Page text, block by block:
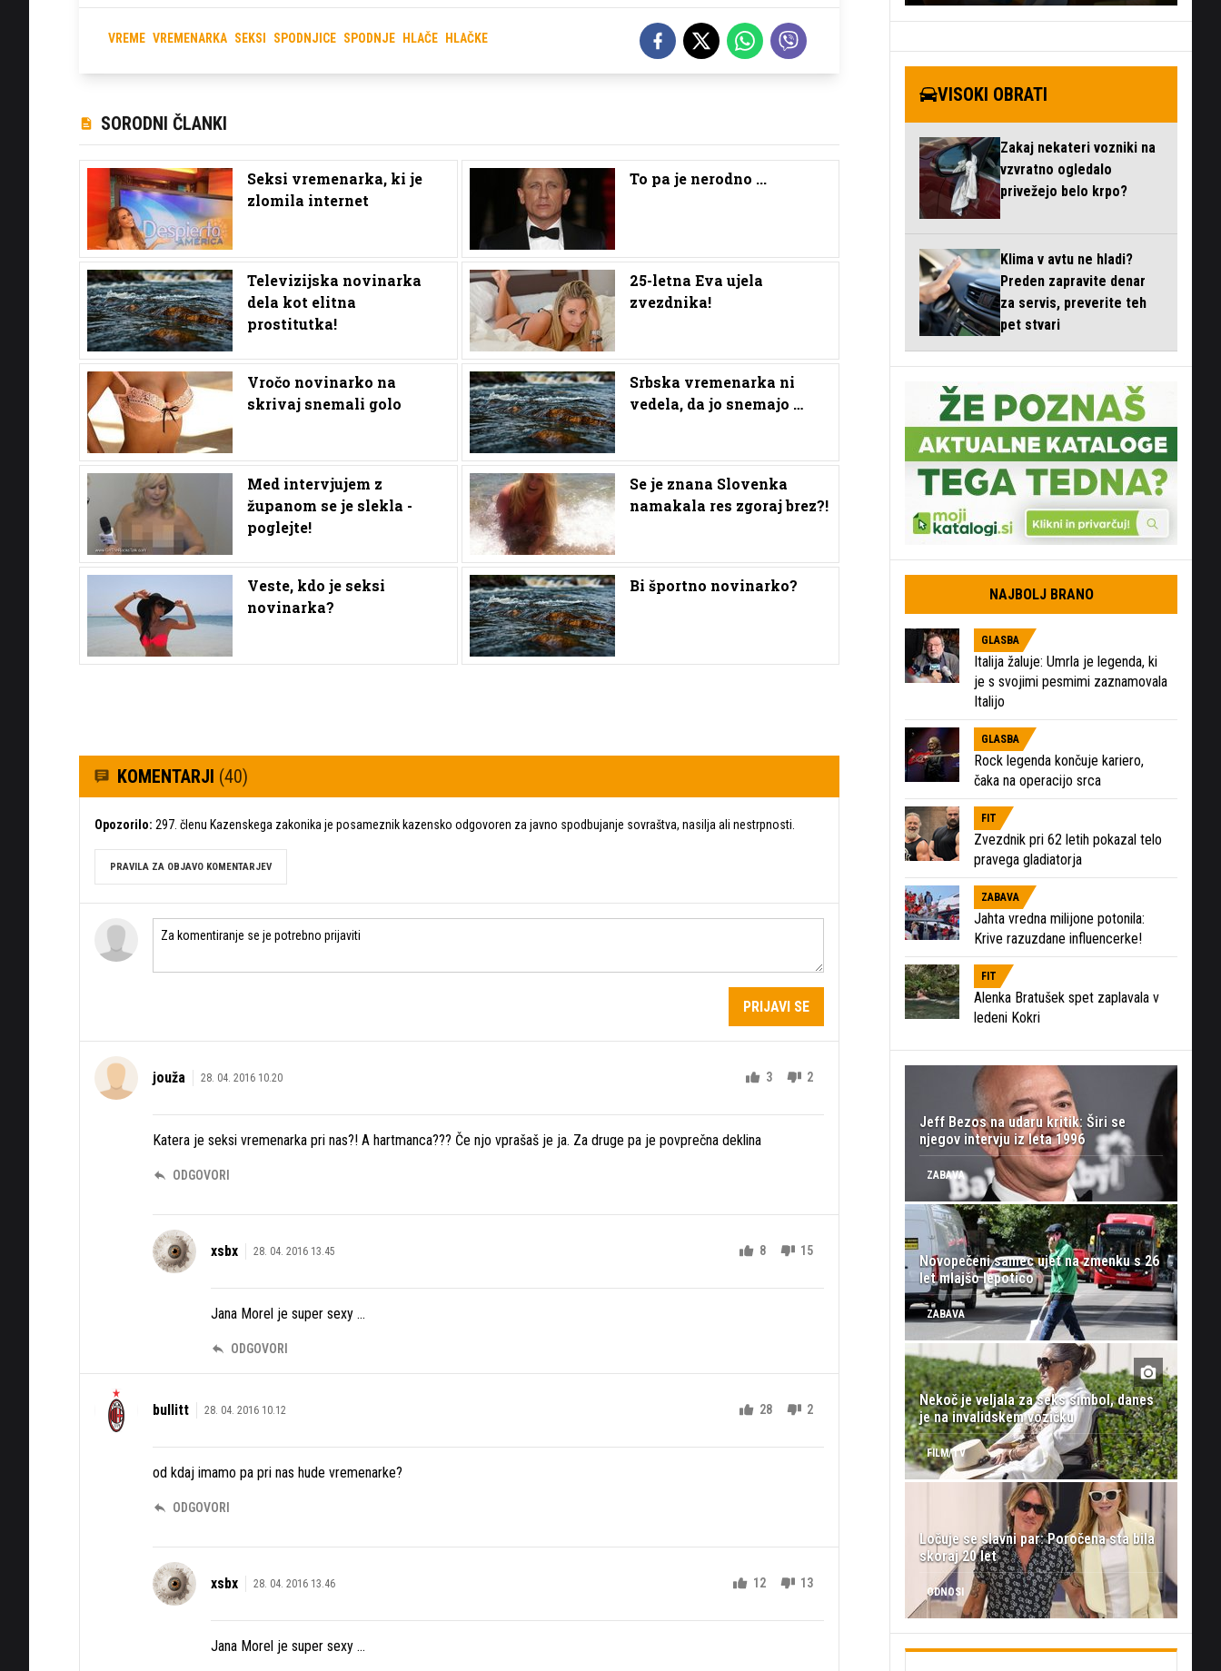
VREME VREMENARKA SEKSI SPODNJICE SPODNJE HLAČE HLAČKE
SORODNI ČLANKI
Seksi vremenarka, ki je
zlomila internet
To pa je nerodno ...
Televizijska novinarka
dela kot elitna
prostitutka!
25-letna Eva ujela
zvezdnika!
Vročo novinarko na
skrivaj snemali golo
Srbska vremenarka ni
vedela, da jo snemajo …
Med intervjujem z
županom se je slekla -
poglejte!
Se je znana Slovenka
namakala res zgoraj brez?!
Veste, kdo je seksi
novinarka?
Bi športno novinarko?
KOMENTARJI (40)
Opozorilo: 297. členu Kazenskega zakonika je posameznik kazensko odgovoren za javno spodbujanje sovraštva, nasilja ali nestrpnosti.
PRAVILA ZA OBJAVO KOMENTARJEV
PRIJAVI SE
jouža 28. 04. 2016 10.20 3 2
Katera je seksi vremenarka pri nas?! A hartmanca??? Če njo vprašaš je ja. Za druge pa je povprečna deklina
ODGOVORI
xsbx 28. 04. 2016 13.45 8 15
Jana Morel je super sexy ...
ODGOVORI
bullitt 28. 04. 2016 10.12 28 2
od kdaj imamo pa pri nas hude vremenarke?
ODGOVORI
xsbx 28. 04. 2016 13.46 12 13
Jana Morel je super sexy ...
VISOKI OBRATI
Zakaj nekateri vozniki na
vzvratno ogledalo
privežejo belo krpo?
Klima v avtu ne hladi?
Preden zapravite denar
za servis, preverite teh
pet stvari
NAJBOLJ BRANO
GLASBA
Italija žaluje: Umrla je legenda, ki
je s svojimi pesmimi zaznamovala
Italijo
GLASBA
Rock legenda končuje kariero,
čaka na operacijo srca
FIT
Zvezdnik pri 62 letih pokazal telo
pravega gladiatorja
ZABAVA
Jahta vredna milijone potonila:
Krive razuzdane influencerke!
FIT
Alenka Bratušek spet zaplavala v
ledeni Kokri
Jeff Bezos na udaru kritik: Širi se
njegov intervju iz leta 1996
ZABAVA
Novopečeni samec ujet na zmenku s 26
let mlajšo lepotico
ZABAVA
Nekoč je veljala za seks simbol, danes
je na invalidskem vozičku
FILM/TV
Ločuje se slavni par: Poročena sta bila
skoraj 20 let
ODNOSI